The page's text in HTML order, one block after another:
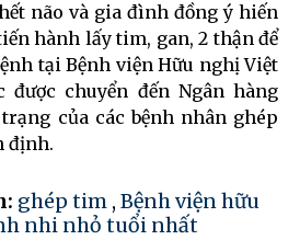
não và gia đình đồng ý hiến
hành lấy tim, gan, 2 thận để
tại Bệnh viện Hữu nghị Việt
được chuyển đến Ngân hàng
của các bệnh nhân ghép
định.
ghép tim , Bệnh viện hữu
nhi nhỏ tuổi nhất